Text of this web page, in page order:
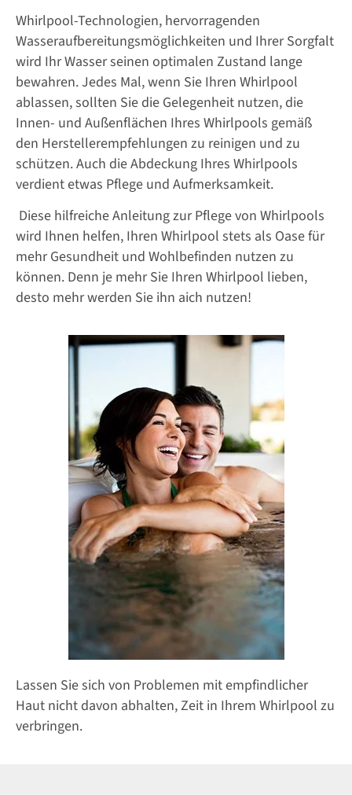
Whirlpool-Technologien, hervorragenden
Wasseraufbereitungsmöglichkeiten und Ihrer Sorgfalt
wird Ihr Wasser seinen optimalen Zustand lange
bewahren. Jedes Mal, wenn Sie Ihren Whirlpool
ablassen, sollten Sie die Gelegenheit nutzen, die
Innen- und Außenflächen Ihres Whirlpools gemäß
den Herstellerempfehlungen zu reinigen und zu
schützen. Auch die Abdeckung Ihres Whirlpools
verdient etwas Pflege und Aufmerksamkeit.
Diese hilfreiche Anleitung zur Pflege von Whirlpools
wird Ihnen helfen, Ihren Whirlpool stets als Oase für
mehr Gesundheit und Wohlbefinden nutzen zu
können. Denn je mehr Sie Ihren Whirlpool lieben,
desto mehr werden Sie ihn aich nutzen!
Lassen Sie sich von Problemen mit empfindlicher
Haut nicht davon abhalten, Zeit in Ihrem Whirlpool zu
verbringen.